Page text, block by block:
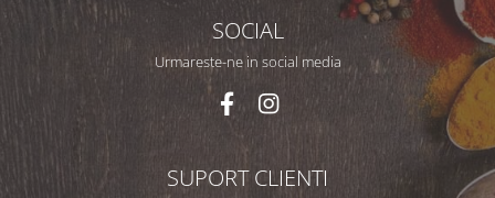
SOCIAL
Urmareste-ne in social media
SUPORT CLIENTI